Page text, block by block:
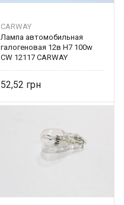
CARWAY
Лампа автомобильная
галогеновая 12в Н7 100w
CW 12117 CARWAY
52,52